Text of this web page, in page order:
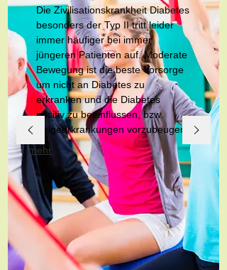
Die Zivilisationskrankheit Diabetes
besonders der Typ II tritt leider
immer häufiger bei immer
jüngeren Patienten auf. Moderate
Bewegung ist die beste Vorsorge
um nicht an Diabetes zu
erkranken und die Diabetes
positiv zu beeinflussen, bzw.
Folgeerkrankungen vorzubeugen.
mehr